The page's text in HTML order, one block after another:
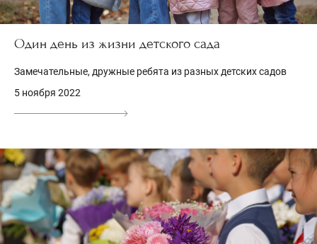
Один день из жизни детского сада
Замечательные, дружные ребята из разных детских садов
5 ноября 2022